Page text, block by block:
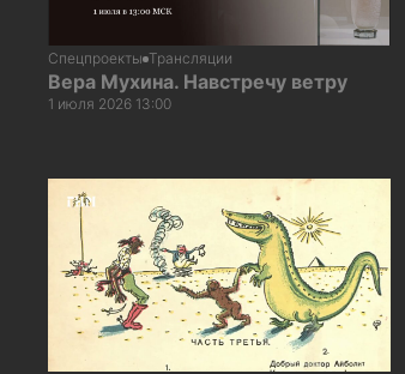
Спецпроекты Трансляции
Вера Мухина. Навстречу ветру
1 июля 2026 13:00